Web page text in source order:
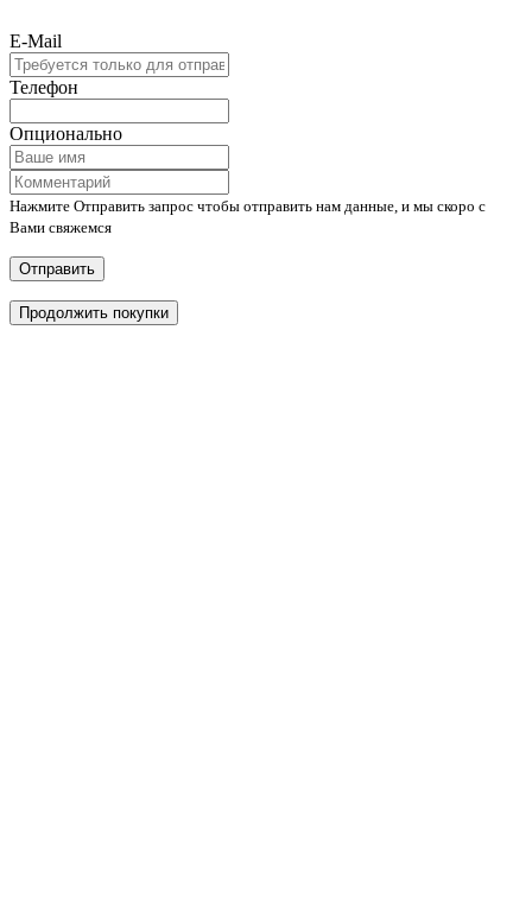
E-Mail
Телефон
Опционально
Нажмите Отправить запрос чтобы отправить нам данные, и мы скоро с
Вами свяжемся
Отправить
Продолжить покупки